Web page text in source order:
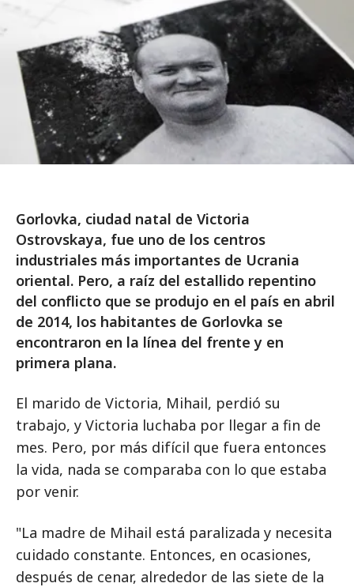
Gorlovka, ciudad natal de Victoria
Ostrovskaya, fue uno de los centros
industriales más importantes de Ucrania
oriental. Pero, a raíz del estallido repentino
del conflicto que se produjo en el país en abril
de 2014, los habitantes de Gorlovka se
encontraron en la línea del frente y en
primera plana.
El marido de Victoria, Mihail, perdió su
trabajo, y Victoria luchaba por llegar a fin de
mes. Pero, por más difícil que fuera entonces
la vida, nada se comparaba con lo que estaba
por venir.
"La madre de Mihail está paralizada y necesita
cuidado constante. Entonces, en ocasiones,
después de cenar, alrededor de las siete de la